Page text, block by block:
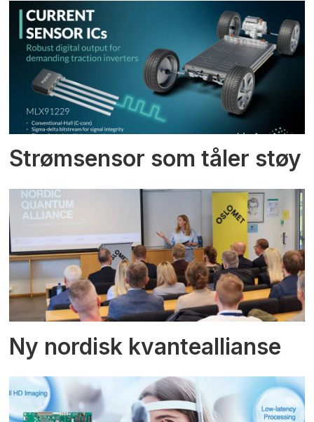
Strømsensor som tåler støy
Ny nordisk kvanteallianse